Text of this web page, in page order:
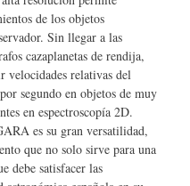
de los objetos
Sin llegar a las
cazaplanetas de rendija,
velocidades relativas del
segundo en objetos de muy
en espectroscopía 2D.
es su gran versatilidad,
que no solo sirve para una
debe satisfacer las